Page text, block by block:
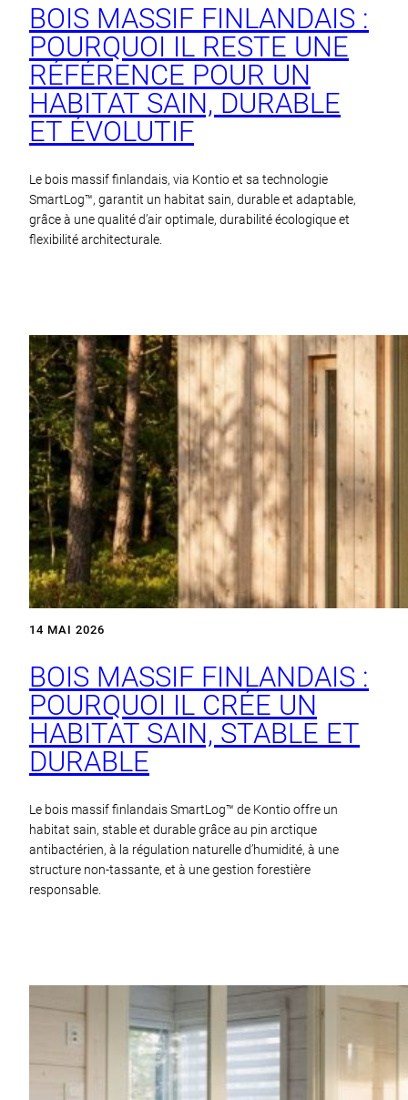
BOIS MASSIF FINLANDAIS :
POURQUOI IL RESTE UNE
RÉFÉRENCE POUR UN
HABITAT SAIN, DURABLE
ET ÉVOLUTIF
Le bois massif finlandais, via Kontio et sa technologie
SmartLog™, garantit un habitat sain, durable et adaptable,
grâce à une qualité d’air optimale, durabilité écologique et
flexibilité architecturale.
14 MAI 2026
BOIS MASSIF FINLANDAIS :
POURQUOI IL CRÉE UN
HABITAT SAIN, STABLE ET
DURABLE
Le bois massif finlandais SmartLog™ de Kontio offre un
habitat sain, stable et durable grâce au pin arctique
antibactérien, à la régulation naturelle d’humidité, à une
structure non-tassante, et à une gestion forestière
responsable.